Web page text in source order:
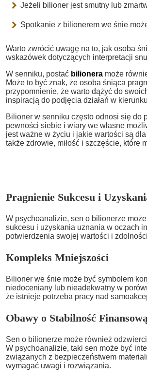
Jeżeli bilioner jest smutny lub
Spotkanie z bilionerem we śnie
Warto zwrócić uwagę na to, jak osoba
wskazówek dotyczących interpretacji
W senniku, postać bilionera może
Może to być znak, że osoba śniąca
przypomnienie, że warto dążyć do
inspiracją do podjęcia działań w
Bilioner w senniku często odnosi się do
pewności siebie i wiary we własne
jest ważne w życiu i jakie wartości są
także zdrowie, miłość i szczęście, które
Pragnienie Sukcesu i
W psychoanalizie, sen o bilionerze
sukcesu i uzyskania uznania w oczach
potwierdzenia swojej wartości i
Kompleks Mniejszości
Bilioner we śnie może być symbolem
niedoceniany lub nieadekwatny w
że istnieje potrzeba pracy nad
Obawy o Stabilność Finansową
Sen o bilionerze może również
W psychoanalizie, taki sen może być
związanych z bezpieczeństwem
wymagać uwagi i rozwiązania.